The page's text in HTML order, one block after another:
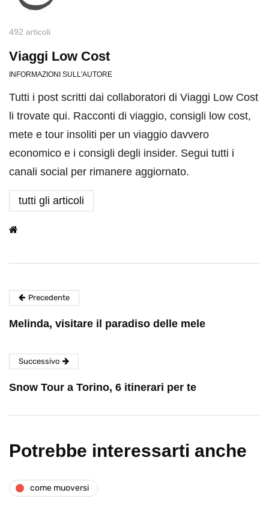
492 articoli
Viaggi Low Cost
INFORMAZIONI SULL'AUTORE
Tutti i post scritti dai collaboratori di Viaggi Low Cost
li trovate qui. Racconti di viaggio, consigli low cost,
mete e tour insoliti per un viaggio davvero
economico e i consigli degli insider. Segui tutti i
canali social per rimanere aggiornato.
tutti gli articoli
Precedente
Melinda, visitare il paradiso delle mele
Successivo
Snow Tour a Torino, 6 itinerari per te
Potrebbe interessarti anche
come muoversi